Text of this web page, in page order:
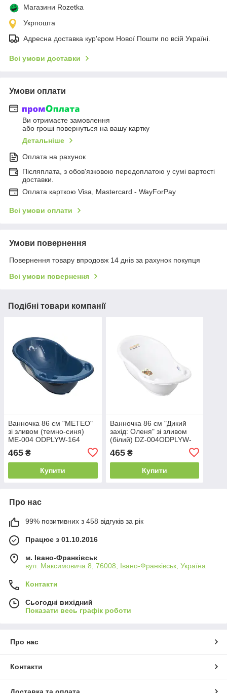
Магазини Rozetka
Укрпошта
Адресна доставка кур'єром Нової Пошти по всій Україні.
Всі умови доставки
Умови оплати
Ви отримаєте замовлення
або гроші повернуться на вашу картку
Детальніше
Оплата на рахунок
Післяплата, з обов'язковою передоплатою у сумі вартості
доставки.
Оплата карткою Visa, Mastercard - WayForPay
Всі умови оплати
Умови повернення
Повернення товару впродовж 14 днів за рахунок покупця
Всі умови повернення
Подібні товари компанії
Ванночка 86 см "METEO"
зі зливом (темно-синя)
ME-004 ODPLYW-164
465 ₴
Купити
Ванночка 86 см "Дикий
захід: Оленя" зі зливом
(білий) DZ-004ODPLYW-
465₴
Купити
Про нас
99% позитивних з 458 відгуків за рік
Працює з 01.10.2016
м. Івано-Франківськ
вул. Максимовича 8, 76008, Івано-Франківськ, Україна
Контакти
Сьогодні вихідний
Показати весь графік роботи
Про нас
Контакти